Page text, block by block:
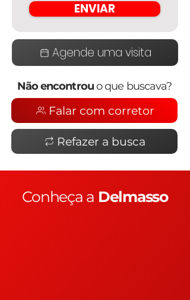
ENVIAR
Agende uma visita
Não encontrouo que buscava?
Falar com corretor
Refazer a busca
Conheça a Delmasso